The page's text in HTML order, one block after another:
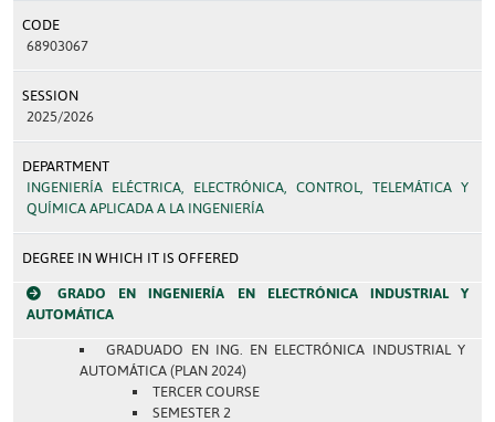
CODE
68903067
SESSION
2025/2026
DEPARTMENT
INGENIERÍA ELÉCTRICA, ELECTRÓNICA, CONTROL, TELEMÁTICA Y
QUÍMICA APLICADA A LA INGENIERÍA
DEGREE IN WHICH IT IS OFFERED
GRADO EN INGENIERÍA EN ELECTRÓNICA INDUSTRIAL Y
AUTOMÁTICA
GRADUADO EN ING. EN ELECTRÓNICA INDUSTRIAL Y
AUTOMÁTICA (PLAN 2024)
TERCER COURSE
SEMESTER 2